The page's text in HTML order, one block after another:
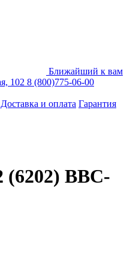
Ближайший к вам
102 8 (800)775-06-00
Доставка и оплата Гарантия
BBC-